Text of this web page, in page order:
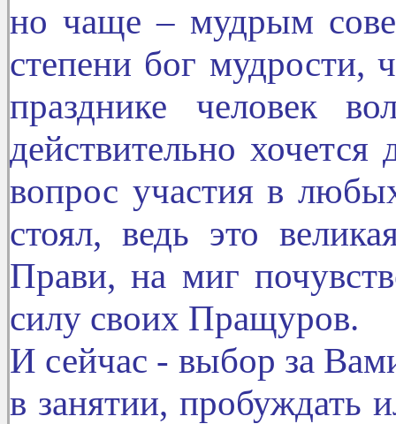
но чаще – мудрым
степени бог
празднике человек
действительно
вопрос участия в
стоял, ведь это
Прави, на миг
силу своих Пращуров.
И сейчас - выбор за
в занятии, пробуждать